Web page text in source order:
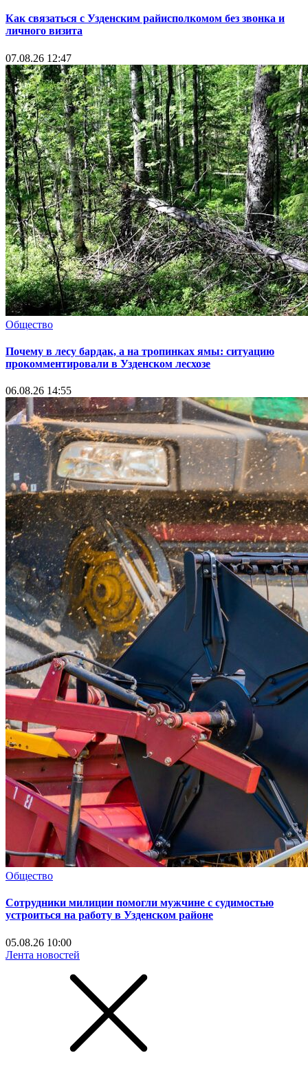
Как связаться с Узденским райисполкомом без звонка и
личного визита
07.08.26 12:47
Общество
Почему в лесу бардак, а на тропинках ямы: ситуацию
прокомментировали в Узденском лесхозе
06.08.26 14:55
Общество
Сотрудники милиции помогли мужчине с судимостью
устроиться на работу в Узденском районе
05.08.26 10:00
Лента новостей